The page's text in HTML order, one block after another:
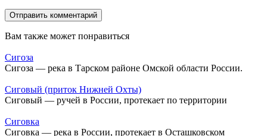
Вам также может понравиться
Сигоза
Сигоза — река в Тарском районе Омской области России.
Сиговый (приток Нижней Охты)
Сиговый — ручей в России, протекает по территории
Сиговка
Сиговка — река в России, протекает в Осташковском